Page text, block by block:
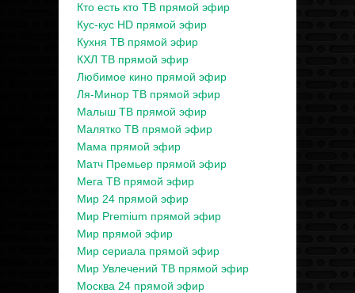
Кто есть кто ТВ прямой эфир
Кус-кус HD прямой эфир
Кухня ТВ прямой эфир
КХЛ ТВ прямой эфир
Любимое кино прямой эфир
Ля-Минор ТВ прямой эфир
Малыш ТВ прямой эфир
Малятко ТВ прямой эфир
Мама прямой эфир
Матч Премьер прямой эфир
Мега ТВ прямой эфир
Мир 24 прямой эфир
Мир Premium прямой эфир
Мир прямой эфир
Мир сериала прямой эфир
Мир Увлечений ТВ прямой эфир
Москва 24 прямой эфир